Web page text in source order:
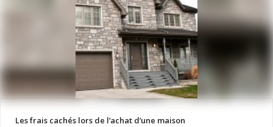
Les frais cachés lors de l’achat d’une maison